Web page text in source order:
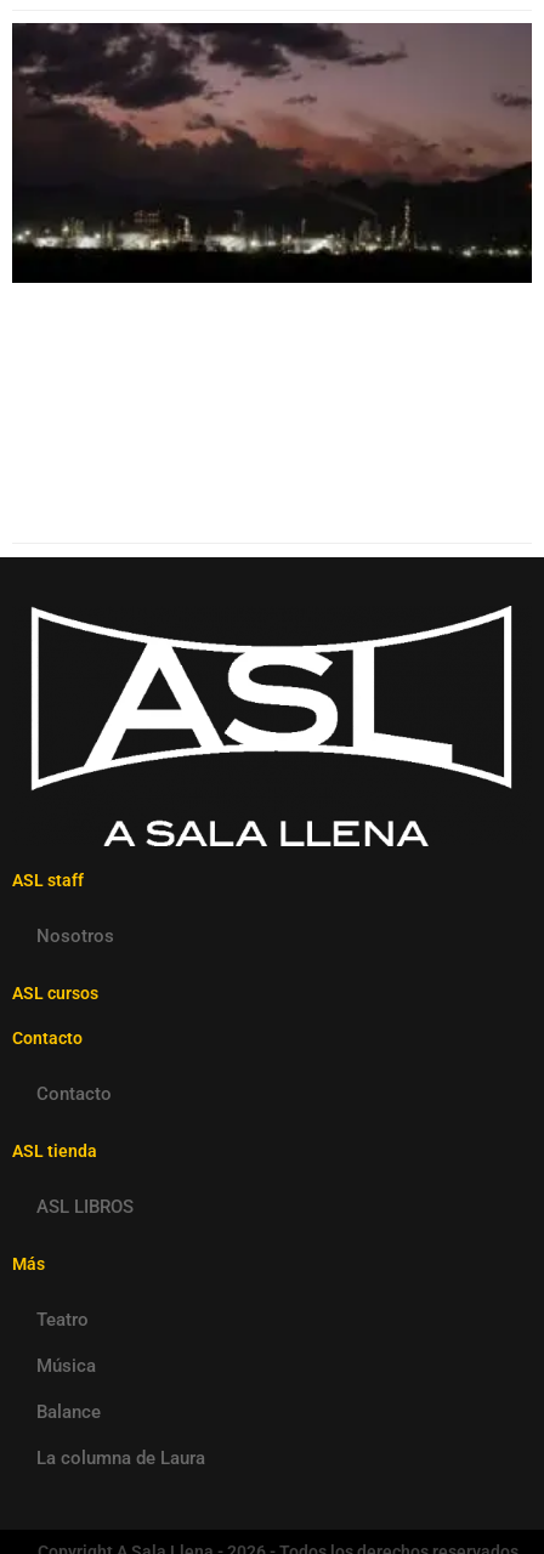
ASL staff
Nosotros
ASL cursos
Contacto
Contacto
ASL tienda
ASL LIBROS
Más
Teatro
Música
Balance
La columna de Laura